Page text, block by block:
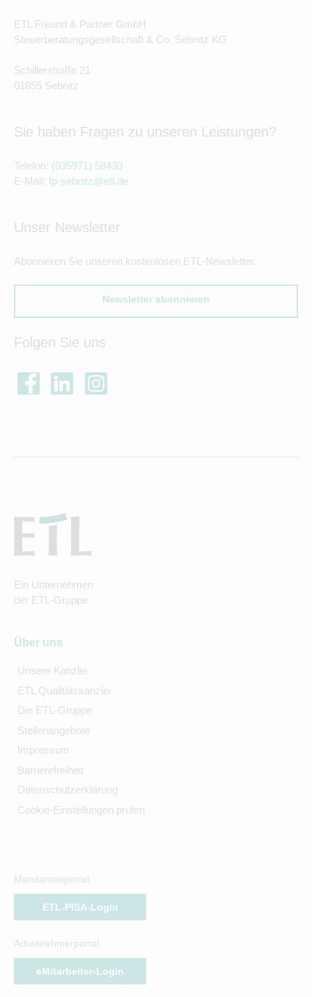
ETL Freund & Partner GmbH
Steuerberatungsgesellschaft & Co. Sebnitz KG
Schillerstraße 21
01855 Sebnitz
Sie haben Fragen zu unseren Leistungen?
Telefon: (035971) 58430
E-Mail: fp-sebnitz@etl.de
Unser Newsletter
Abonnieren Sie unseren kostenlosen ETL-Newsletter.
Newsletter abonnieren
Folgen Sie uns
Ein Unternehmen
der ETL-Gruppe
Über uns
Unsere Kanzlei
ETL Qualitätskanzlei
Die ETL-Gruppe
Stellenangebote
Impressum
Barrierefreiheit
Datenschutzerklärung
Cookie-Einstellungen prüfen
Mandantenportal
ETL-PISA-Login
Arbeitnehmerportal
eMitarbeiter-Login